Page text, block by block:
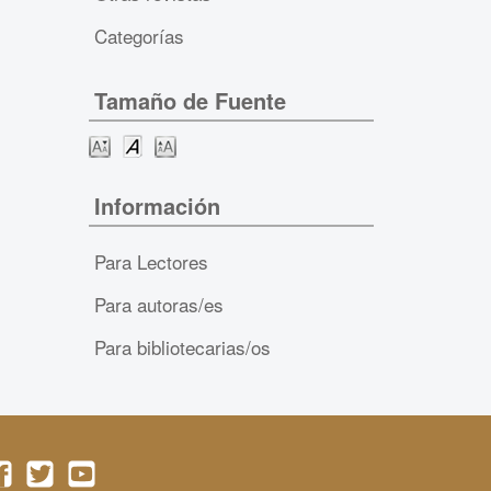
Categorías
Tamaño de Fuente
Información
Para Lectores
Para autoras/es
Para bibliotecarias/os